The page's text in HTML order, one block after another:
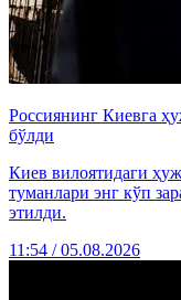
Россиянинг Киевга
бўлди
Киев вилоятидаги
туманлари энг кўп
этилди.
11:54 / 05.08.2026